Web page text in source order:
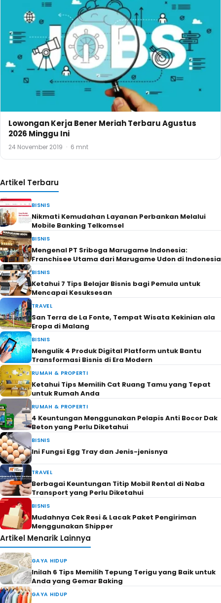
Lowongan Kerja Bener Meriah Terbaru Agustus
2026 Minggu Ini
24 November 2019 · 6 mnt
Artikel Terbaru
BISNIS
Nikmati Kemudahan Layanan Perbankan Melalui
Mobile Banking Telkomsel
BISNIS
Mengenal PT Sriboga Marugame Indonesia:
Franchisee Utama dari Marugame Udon di Indonesia
BISNIS
Ketahui 7 Tips Belajar Bisnis bagi Pemula untuk
Mencapai Kesuksesan
TRAVEL
San Terra de La Fonte, Tempat Wisata Kekinian ala
Eropa di Malang
BISNIS
Mengulik 4 Produk Digital Platform untuk Bantu
Transformasi Bisnis di Era Modern
RUMAH & PROPERTI
Ketahui Tips Memilih Cat Ruang Tamu yang Tepat
untuk Rumah Anda
RUMAH & PROPERTI
4 Keuntungan Menggunakan Pelapis Anti Bocor Dak
Beton yang Perlu Diketahui
BISNIS
Ini Fungsi Egg Tray dan Jenis-jenisnya
TRAVEL
Berbagai Keuntungan Titip Mobil Rental di Naba
Transport yang Perlu Diketahui
BISNIS
Mudahnya Cek Resi & Lacak Paket Pengiriman
Menggunakan Shipper
Artikel Menarik Lainnya
GAYA HIDUP
Inilah 6 Tips Memilih Tepung Terigu yang Baik untuk
Anda yang Gemar Baking
GAYA HIDUP